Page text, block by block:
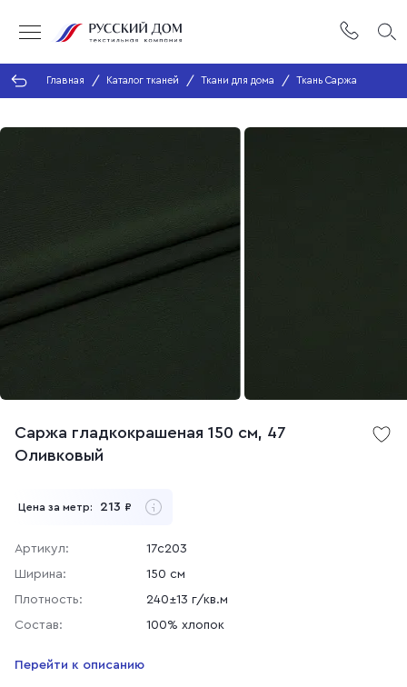
Главная Каталог тканей Ткани для дома Ткань Саржа
Саржа гладкокрашеная 150 см, 47
Оливковый
Цена за метр: 213 ₽
Артикул:
17с203
Ширина:
150 см
Плотность:
240±13 г/кв.м
Состав:
100% хлопок
Перейти к описанию